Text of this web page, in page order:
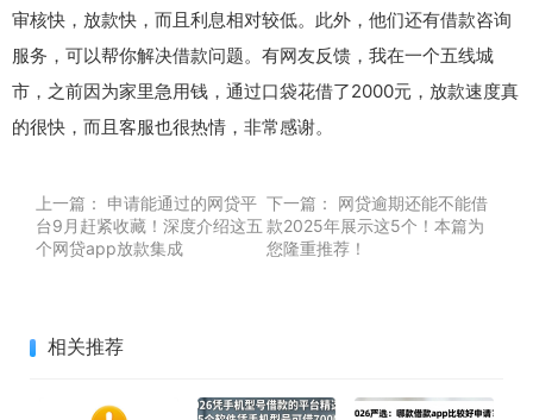
审核快，放款快，而且利息相对较低。此外，他们还有借款咨询
服务，可以帮你解决借款问题。有网友反馈，我在一个五线城
市，之前因为家里急用钱，通过口袋花借了2000元，放款速度真
的很快，而且客服也很热情，非常感谢。
上一篇：
申请能通过的网贷平
台9月赶紧收藏！深度介绍这五
个网贷app放款集成
下一篇：
网贷逾期还能不能借
款2025年展示​这5个！本篇为
您隆重推荐！
相关推荐